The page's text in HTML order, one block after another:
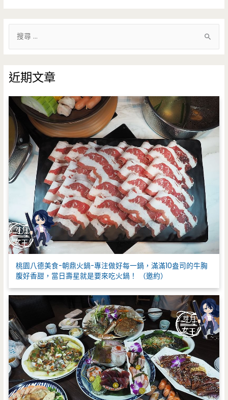
鍵
字
:
近期文章
桃園八德美食-朝鼎火鍋-專注做好每一鍋，滿滿10盎司的牛胸
腹好香甜，當日壽星就是要來吃火鍋！ （邀約）